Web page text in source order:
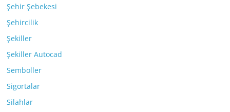
Şehir Şebekesi
Şehircilik
Şekiller
Şekiller Autocad
Semboller
Sigortalar
Silahlar